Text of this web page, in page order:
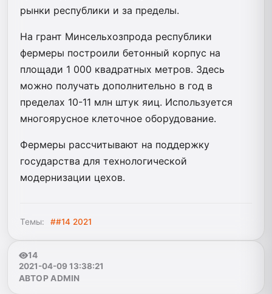
рынки республики и за пределы.
На грант Минсельхозпрода республики
фермеры построили бетонный корпус на
площади 1 000 квадратных метров. Здесь
можно получать дополнительно в год в
пределах 10-11 млн штук яиц. Используется
многоярусное клеточное оборудование.
Фермеры рассчитывают на поддержку
государства для технологической
модернизации цехов.
Темы: ##14 2021
14
2021-04-09 13:38:21
АВТОР ADMIN